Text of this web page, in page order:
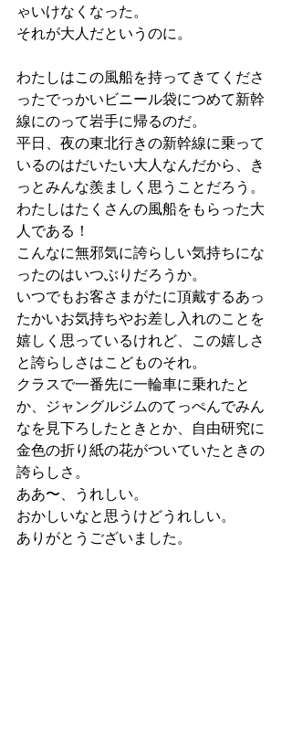
ゃいけなくなった。
それが大人だというのに。
わたしはこの風船を持ってきてくださ
ったでっかいビニール袋につめて新幹
線にのって岩手に帰るのだ。
平日、夜の東北行きの新幹線に乗って
いるのはだいたい大人なんだから、き
っとみんな羨ましく思うことだろう。
わたしはたくさんの風船をもらった大
人である！
こんなに無邪気に誇らしい気持ちにな
ったのはいつぶりだろうか。
いつでもお客さまがたに頂戴するあっ
たかいお気持ちやお差し入れのことを
嬉しく思っているけれど、この嬉しさ
と誇らしさはこどものそれ。
クラスで一番先に一輪車に乗れたと
か、ジャングルジムのてっぺんでみん
なを見下ろしたときとか、自由研究に
金色の折り紙の花がついていたときの
誇らしさ。
ああ〜、うれしい。
おかしいなと思うけどうれしい。
ありがとうございました。